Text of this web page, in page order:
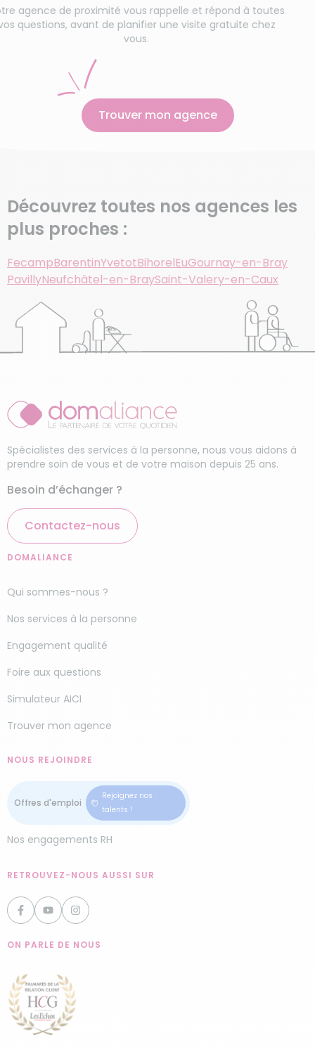
de proximité vous rappelle et répond à toutes
avant de planifier une visite gratuite chez
Trouver mon agence
Découvrez toutes nos agences les
plus proches :
FecampBarentinYvetotBihorelEuGournay-en-Bray
PavillyNeufchâtel-en-BraySaint-Valery-en-Caux
Spécialistes des services à la personne, nous vous aidons à
prendre soin de vous et de votre maison depuis 25 ans.
Besoin d’échanger ?
Contactez-nous
DOMALIANCE
Qui sommes-nous ?
Nos services à la personne
Engagement qualité
Foire aux questions
Simulateur AICI
Trouver mon agence
NOUS REJOINDRE
Rejoignez nos
talents !
Nos engagements RH
RETROUVEZ-NOUS AUSSI SUR
ON PARLE DE NOUS